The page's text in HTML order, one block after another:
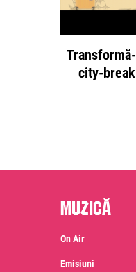
city-
Muzică
On Air
Emisiuni